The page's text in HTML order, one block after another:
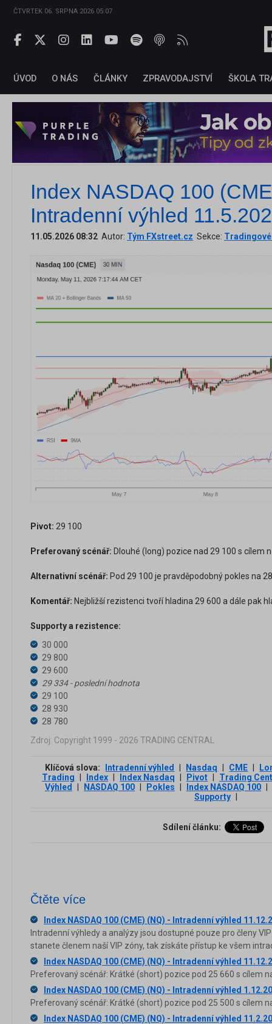
ČTVRTEK 06. SRPNA 2026 05:07
ÚVOD O NÁS ČLÁNKY ZPRAVODAJSTVÍ ŠKOLA
Index NASDAQ 100
Intradenní výhled
11.05.2026 08:32 Autor: Tým FXstreet.cz Sekce: Tradingové
Pivot: 29 100
Preferovaný scénář: Dlouhé (long) pozice nad 29 100 s cílem
Alternativní scénář: Pod 29 100 je pravděpodobný pokles na
Komentář: Nejbližší rezistenci tvoří hladina 29 600 a dále pak
Supporty a rezistence:
30 000
29 800
29 600
29 334 - poslední hodnota
29 100
28 930
28 780
Zdroj: Copyright 1999 - 2026 TRADING CENTRAL
Klíčová slova: Intradenní výhled Nasdaq CME
Trading
Index Index Nasdaq Pivot
Trading
Výhled
NASDAQ 100 Pokles Index NASDAQ 100
Supporty
Sdílení článku:
Čtěte více
Index NASDAQ 100 (CME) (NQ) - Intradenní výhled
Intradenní výhledy a analýzy jsou dostupné pouze pro členy
stanete členem naší VIP zóny, tak získáte přístup ke všem
Index NASDAQ 100 (CME) (NQ) - Intradenní výhled
Preferovaný scénář: Krátké (short) pozice pod 25 660 s cílem
Index NASDAQ 100 (CME) (NQ) - Intradenní výhled
Preferovaný scénář: Krátké (short) pozice pod 25 500 s cílem
Index NASDAQ 100 (CME) (NQ) - Intradenní výhled